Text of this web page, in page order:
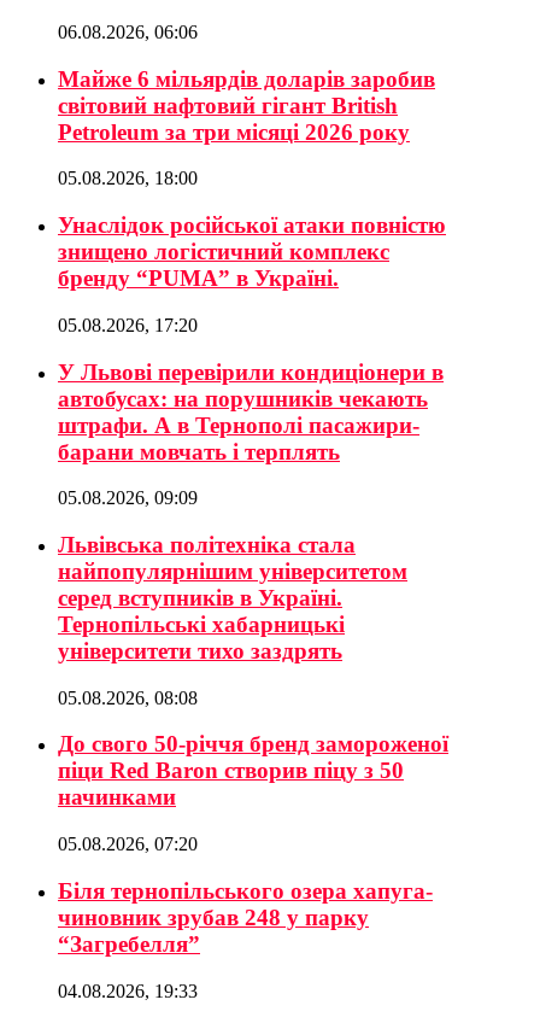
06.08.2026, 06:06
Майже 6 мільярдів доларів заробив
світовий нафтовий гігант British
Petroleum за три місяці 2026 року
05.08.2026, 18:00
Унаслідок російської атаки повністю
знищено логістичний комплекс
бренду “PUMA” в Україні.
05.08.2026, 17:20
У Львові перевірили кондиціонери в
автобусах: на порушників чекають
штрафи. А в Тернополі пасажири-
барани мовчать і терплять
05.08.2026, 09:09
Львівська політехніка стала
найпопулярнішим університетом
серед вступників в Україні.
Тернопільські хабарницькі
університети тихо заздрять
05.08.2026, 08:08
До свого 50-річчя бренд замороженої
піци Red Baron створив піцу з 50
начинками
05.08.2026, 07:20
Біля тернопільського озера хапуга-
чиновник зрубав 248 у парку
“Загребелля”
04.08.2026, 19:33